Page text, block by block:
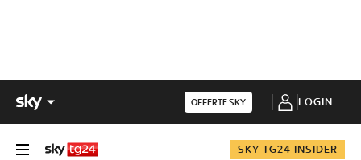
OFFERTE SKY LOGIN
SKY TG24 INSIDER